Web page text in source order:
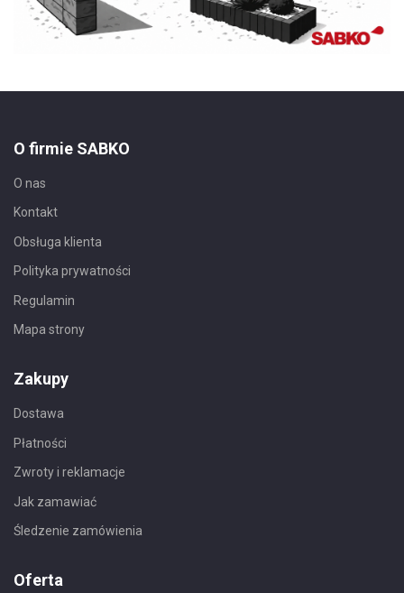
O firmie SABKO
O nas
Kontakt
Obsługa klienta
Polityka prywatności
Regulamin
Mapa strony
Zakupy
Dostawa
Płatności
Zwroty i reklamacje
Jak zamawiać
Śledzenie zamówienia
Oferta